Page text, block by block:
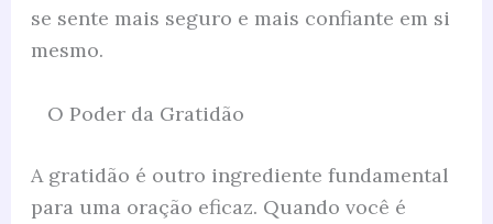
se sente mais seguro e mais confiante em si
mesmo.
O Poder da Gratidão
A gratidão é outro ingrediente fundamental
para uma oração eficaz. Quando você é